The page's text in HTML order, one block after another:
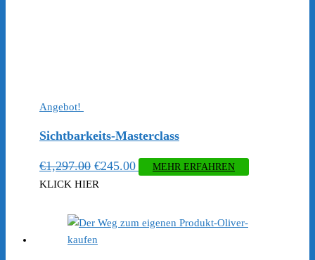
Angebot!
Sichtbarkeits-Masterclass
€1,297.00 Ursprünglicher
Preis
€1,297.00
€245.00Aktueller
€245.00.
MEHR ERFAHREN
KLICK HIER